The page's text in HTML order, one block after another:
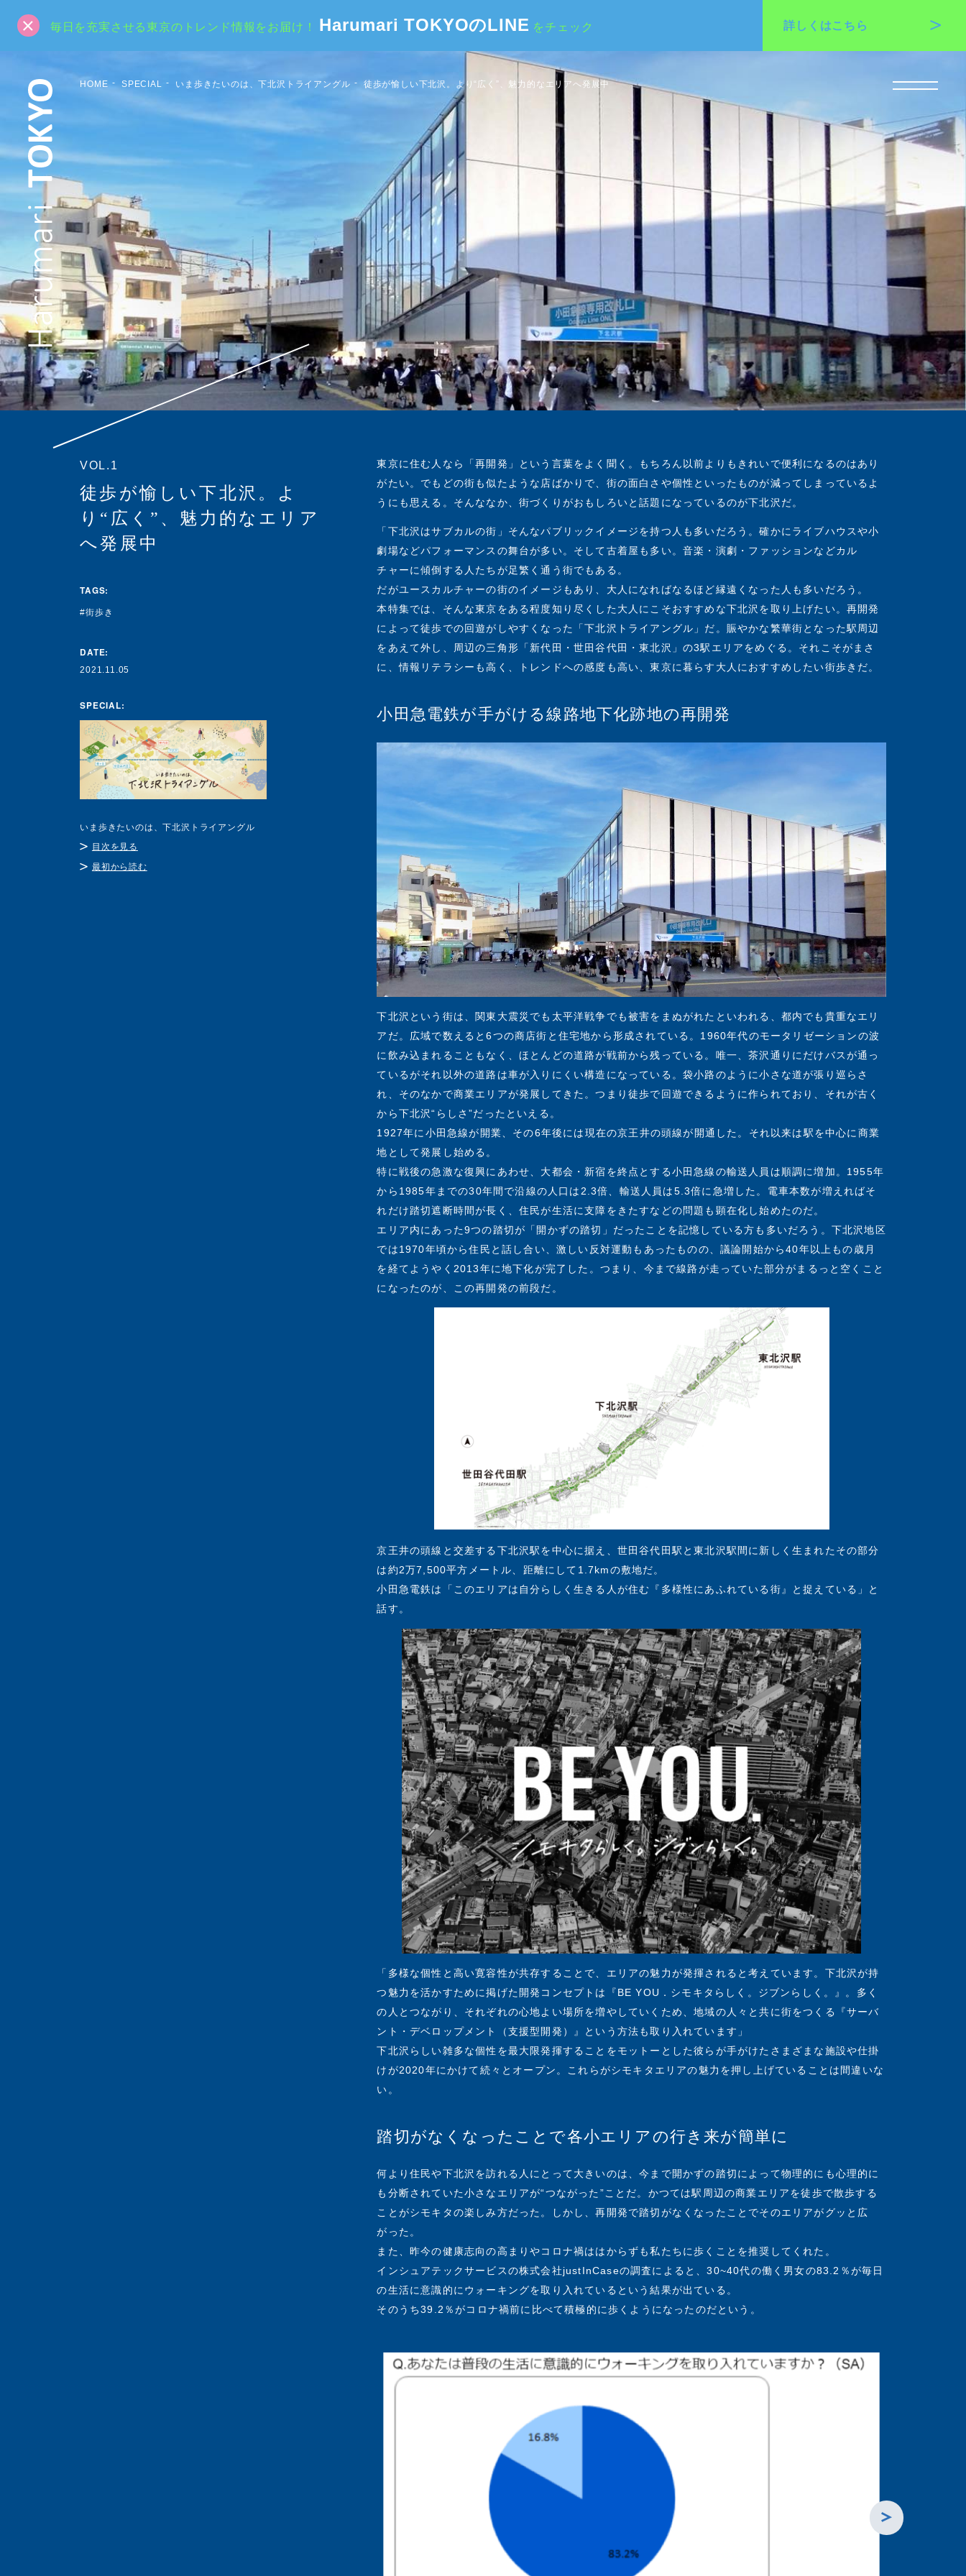
毎日を充実させる東京のトレンド情報をお届け！ Harumari TOKYOのLINE をチェック 詳しくはこちら
HOME SPECIAL いま歩きたいのは、下北沢トライアングル 徒歩が愉しい下北沢。より“広く”、魅力的なエリアへ発展中
VOL.1
徒歩が愉しい下北沢。よ
り“広く”、魅力的なエリア
へ発展中
TAGS:
街歩き
DATE:
2021.11.05
SPECIAL:
いま歩きたいのは、下北沢トライアングル
目次を見る
最初から読む
東京に住む人なら「再開発」という言葉をよく聞く。もちろん以前よりもきれいで便利になるのはあり
がたい。でもどの街も似たような店ばかりで、街の面白さや個性といったものが減ってしまっているよ
うにも思える。そんななか、街づくりがおもしろいと話題になっているのが下北沢だ。
「下北沢はサブカルの街」そんなパブリックイメージを持つ人も多いだろう。確かにライブハウスや小
劇場などパフォーマンスの舞台が多い。そして古着屋も多い。音楽・演劇・ファッションなどカル
チャーに傾倒する人たちが足繁く通う街でもある。
だがユースカルチャーの街のイメージもあり、大人になればなるほど縁遠くなった人も多いだろう。
本特集では、そんな東京をある程度知り尽くした大人にこそおすすめな下北沢を取り上げたい。再開発
によって徒歩での回遊がしやすくなった「下北沢トライアングル」だ。賑やかな繁華街となった駅周辺
をあえて外し、周辺の三角形「新代田・世田谷代田・東北沢」の3駅エリアをめぐる。それこそがまさ
に、情報リテラシーも高く、トレンドへの感度も高い、東京に暮らす大人におすすめしたい街歩きだ。
小田急電鉄が手がける線路地下化跡地の再開発
下北沢という街は、関東大震災でも太平洋戦争でも被害をまぬがれたといわれる、都内でも貴重なエリ
アだ。広域で数えると6つの商店街と住宅地から形成されている。1960年代のモータリゼーションの波
に飲み込まれることもなく、ほとんどの道路が戦前から残っている。唯一、茶沢通りにだけバスが通っ
ているがそれ以外の道路は車が入りにくい構造になっている。袋小路のように小さな道が張り巡らさ
れ、そのなかで商業エリアが発展してきた。つまり徒歩で回遊できるように作られており、それが古く
から下北沢“らしさ”だったといえる。
1927年に小田急線が開業、その6年後には現在の京王井の頭線が開通した。それ以来は駅を中心に商業
地として発展し始める。
特に戦後の急激な復興にあわせ、大都会・新宿を終点とする小田急線の輸送人員は順調に増加。1955年
から1985年までの30年間で沿線の人口は2.3倍、輸送人員は5.3倍に急増した。電車本数が増えればそ
れだけ踏切遮断時間が長く、住民が生活に支障をきたすなどの問題も顕在化し始めたのだ。
エリア内にあった9つの踏切が「開かずの踏切」だったことを記憶している方も多いだろう。下北沢地区
では1970年頃から住民と話し合い、激しい反対運動もあったものの、議論開始から40年以上もの歳月
を経てようやく2013年に地下化が完了した。つまり、今まで線路が走っていた部分がまるっと空くこと
になったのが、この再開発の前段だ。
京王井の頭線と交差する下北沢駅を中心に据え、世田谷代田駅と東北沢駅間に新しく生まれたその部分
は約2万7,500平方メートル、距離にして1.7kmの敷地だ。
小田急電鉄は「このエリアは自分らしく生きる人が住む『多様性にあふれている街』と捉えている」と
話す。
「多様な個性と高い寛容性が共存することで、エリアの魅力が発揮されると考えています。下北沢が持
つ魅力を活かすために掲げた開発コンセプトは『BE YOU．シモキタらしく。ジブンらしく。』。多く
の人とつながり、それぞれの心地よい場所を増やしていくため、地域の人々と共に街をつくる『サーバ
ント・デベロップメント（支援型開発）』という方法も取り入れています」
下北沢らしい雑多な個性を最大限発揮することをモットーとした彼らが手がけたさまざまな施設や仕掛
けが2020年にかけて続々とオープン。これらがシモキタエリアの魅力を押し上げていることは間違いな
い。
踏切がなくなったことで各小エリアの行き来が簡単に
何より住民や下北沢を訪れる人にとって大きいのは、今まで開かずの踏切によって物理的にも心理的に
も分断されていた小さなエリアが“つながった”ことだ。かつては駅周辺の商業エリアを徒歩で散歩する
ことがシモキタの楽しみ方だった。しかし、再開発で踏切がなくなったことでそのエリアがグッと広
がった。
また、昨今の健康志向の高まりやコロナ禍ははからずも私たちに歩くことを推奨してくれた。
インシュアテックサービスの株式会社justInCaseの調査によると、30~40代の働く男女の83.2％が毎日
の生活に意識的にウォーキングを取り入れているという結果が出ている。
そのうち39.2％がコロナ禍前に比べて積極的に歩くようになったのだという。